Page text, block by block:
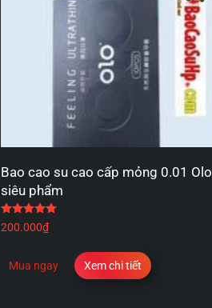
Bao cao su cao cấp mỏng 0.01 Olo
siêu phẩm
200.000₫
Mua ngay Xem chi tiết